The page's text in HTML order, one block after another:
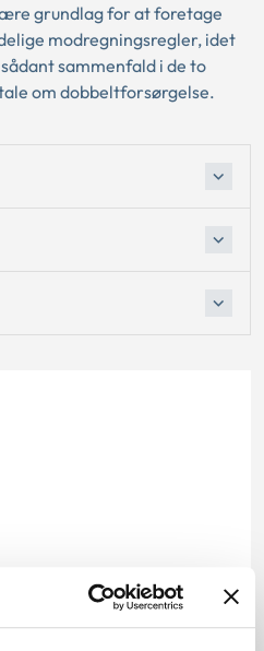
grundlag for at foretage
modregningsregler, idet
sammenfald i de to
om dobbeltforsørgelse.
kasseret den 2. maj 2019,